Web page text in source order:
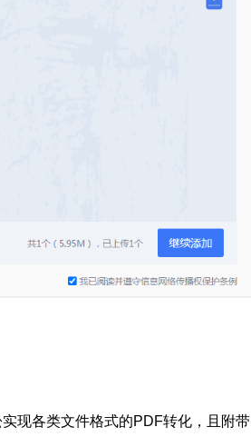
现各类文件格式的PDF转化，且附带